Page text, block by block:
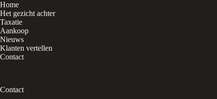
Home
Het gezicht achter
Taxatie
Aankoop
Nieuws
Klanten vertellen
Contact
Contact